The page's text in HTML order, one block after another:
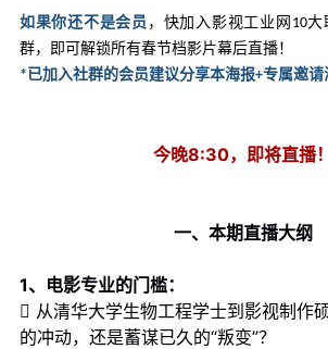
如果你还不是会员 ，快加入影视工业网10
群，即可解锁所有春节档影片幕后直播！
*已加入社群的会员建议分享本海报+专属邀请
今晚8:30，即将直播！
一、本期直播大纲
1、电影专业的门槛：
 从清华大学生物工程学士到影视制作
的冲动，还是蓄谋已久的“叛变”？